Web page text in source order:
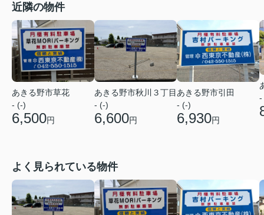
近隣の物件
あきる野市草花
- (-)
6,500円
あきる野市秋川３丁目
- (-)
6,600円
あきる野市引田
- (-)
6,930円
-
よく見られている物件